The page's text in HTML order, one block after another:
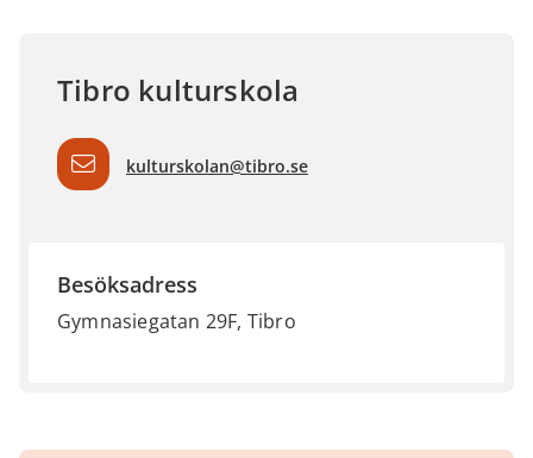
Tibro kulturskola
kulturskolan@tibro.se
Besöksadress
Gymnasiegatan 29F, Tibro